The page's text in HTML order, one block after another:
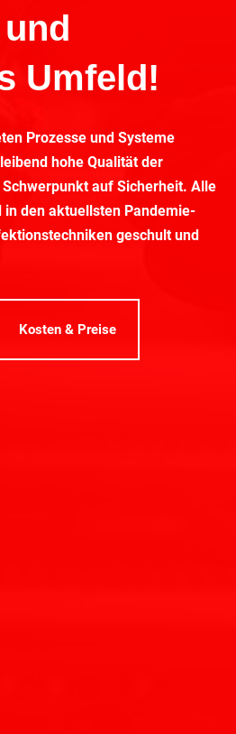
Umfeld!
Prozesse und Systeme
hohe Qualität der
auf Sicherheit. Alle
den aktuellsten Pandemie-
geschult und
Kosten & Preise